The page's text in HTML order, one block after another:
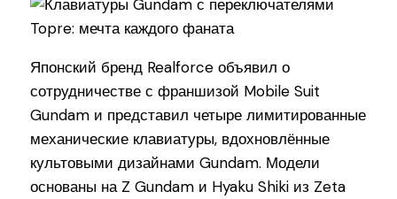
Японский бренд Realforce объявил о
сотрудничестве с франшизой Mobile Suit
Gundam и представил четыре лимитированные
механические клавиатуры, вдохновлённые
культовыми дизайнами Gundam. Модели
основаны на Z Gundam и Hyaku Shiki из Zeta